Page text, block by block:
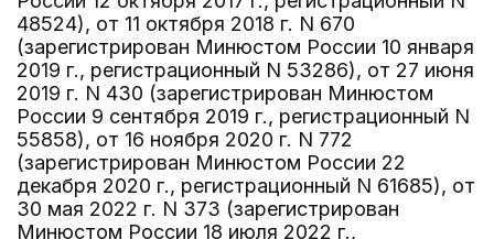
48524), от 11 октября 2018 г. N 670
(зарегистрирован Минюстом России 10 января
2019 г., регистрационный N 53286), от 27 июня
2019 г. N 430 (зарегистрирован Минюстом
России 9 сентября 2019 г., регистрационный N
55858), от 16 ноября 2020 г. N 772
(зарегистрирован Минюстом России 22
декабря 2020 г., регистрационный N 61685), от
30 мая 2022 г. N 373 (зарегистрирован
Минюстом России 18 июля 2022 г.,